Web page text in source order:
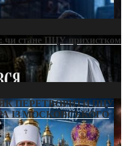
чи стане ПЦУ прихистком
ПЕРЕТВОРИТИ ПЦУ
ІЗ МОСКОВСЬКОГО